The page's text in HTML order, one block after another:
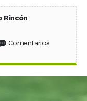
Rincón
Facebook
en X (Twitter)
en WhatsApp
Comentarios